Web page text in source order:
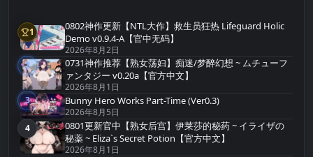
第1名
1
0802神作更新【NTL大作】救生员狂热 Lifeguard Holic
Demo v0.9.4-A【官中无码】
2026年8月2日
第2名
2
0731神作推荐【熟女荡妇】痴迷/梦醉幻想 ~ ムチューフ
ァンタジー v0.20a【官方中文】
2026年8月1日
第3名
3 Bunny Hero Works Part-Time (Ver0.3)
2026年8月5日
第4名
4
0801更新官中【熟女后宫】伊莱莎的秘药 ~ イライザの
秘薬 ~ Eliza`s Secret Potion【官方中文】
2026年8月1日